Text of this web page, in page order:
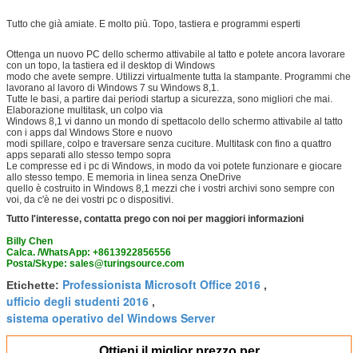
Tutto che già amiate. E molto più. Topo, tastiera e programmi esperti
Ottenga un nuovo PC dello schermo attivabile al tatto e potete ancora lavorare
con un topo, la tastiera ed il desktop di Windows
modo che avete sempre. Utilizzi virtualmente tutta la stampante. Programmi che
lavorano al lavoro di Windows 7 su Windows 8,1.
Tutte le basi, a partire dai periodi startup a sicurezza, sono migliori che mai.
Elaborazione multitask, un colpo via
Windows 8,1 vi danno un mondo di spettacolo dello schermo attivabile al tatto
con i apps dal Windows Store e nuovo
modi spillare, colpo e traversare senza cuciture. Multitask con fino a quattro
apps separati allo stesso tempo sopra
Le compresse ed i pc di Windows, in modo da voi potete funzionare e giocare
allo stesso tempo. E memoria in linea senza OneDrive
quello è costruito in Windows 8,1 mezzi che i vostri archivi sono sempre con
voi, da c'è ne dei vostri pc o dispositivi.
Tutto l'interesse, contatta prego con noi per maggiori informazioni
Billy Chen
Calca. /WhatsApp: +8613922856556
Posta/Skype: sales@turingsource.com
Etichette: Professionista Microsoft Office 2016 ,
ufficio degli studenti 2016 ,
sistema operativo del Windows Server